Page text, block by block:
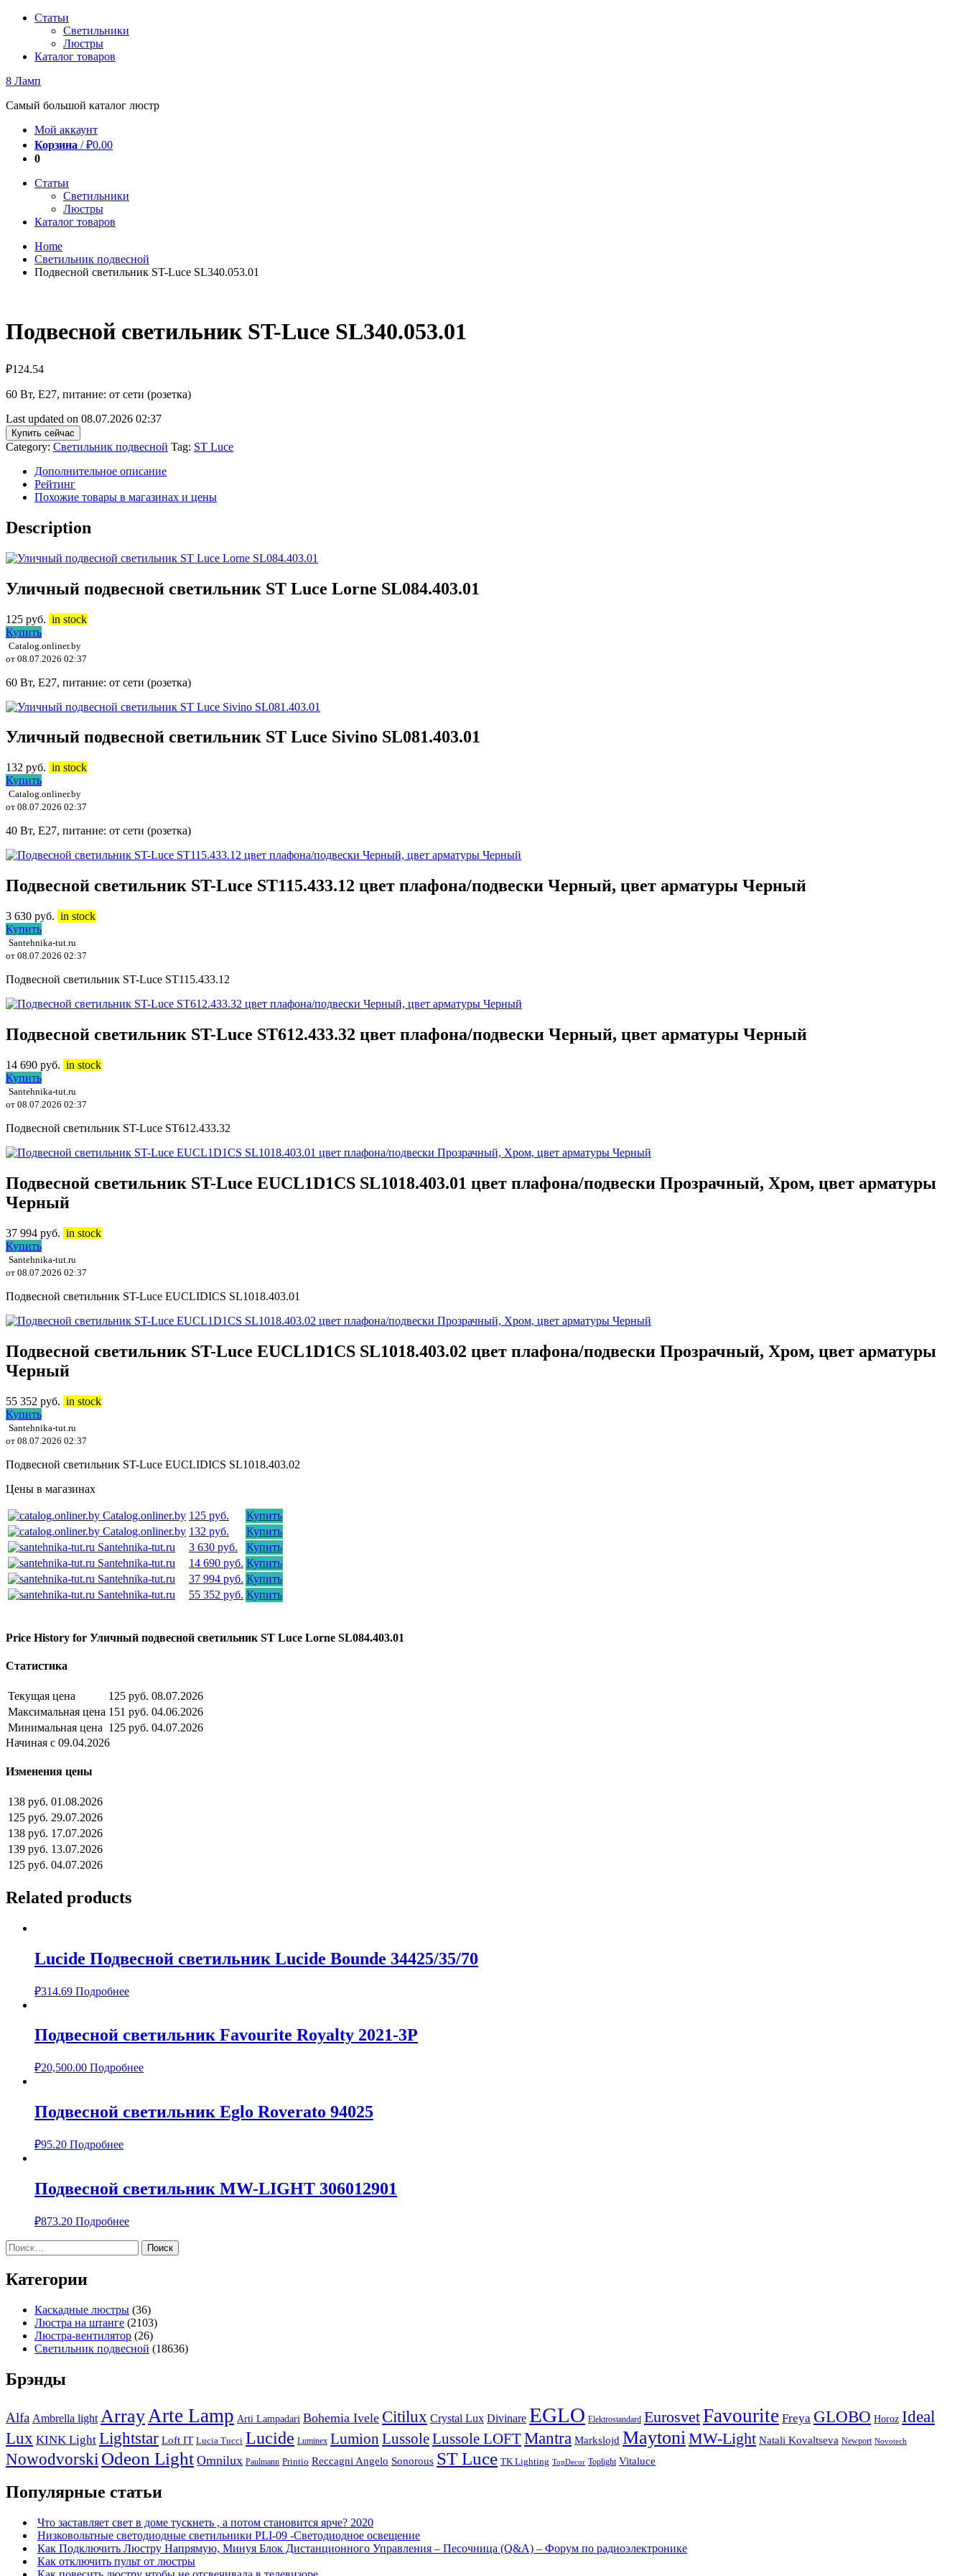
Перейти
содержимому
Статьи
Светильники
Люстры
Каталог товаров
8 Ламп
Самый большой каталог люстр
Мой аккаунт
Корзина /₽0.00
0
Статьи
Светильники
Люстры
Каталог товаров
Home
Светильник подвесной
Подвесной светильник ST-Luce SL340.053.01
Подвесной светильник ST-Luce SL340.053.01
₽124.54
60 Вт, E27, питание: от сети (розетка)
Last updated on 08.07.2026 02:37
Купить сейчас
Category: Светильник подвесной Tag: ST Luce
Дополнительное описание
Рейтинг
Похожие товары в магазинах и цены
Description
Уличный подвесной светильник ST Luce Lorne SL084.403.01
125 руб. in stock
Купить
Catalog.onliner.by
от 08.07.2026 02:37
60 Вт, E27, питание: от сети (розетка)
Уличный подвесной светильник ST Luce Sivino SL081.403.01
132 руб. in stock
Купить
Catalog.onliner.by
от 08.07.2026 02:37
40 Вт, E27, питание: от сети (розетка)
Подвесной светильник ST-Luce ST115.433.12 цвет плафона/подвески Черный, цвет арматуры Черный
3 630 руб. in stock
Купить
Santehnika-tut.ru
от 08.07.2026 02:37
Подвесной светильник ST-Luce ST115.433.12
Подвесной светильник ST-Luce ST612.433.32 цвет плафона/подвески Черный, цвет арматуры Черный
14 690 руб. in stock
Купить
Santehnika-tut.ru
от 08.07.2026 02:37
Подвесной светильник ST-Luce ST612.433.32
Подвесной светильник ST-Luce EUCL1D1CS SL1018.403.01 цвет плафона/подвески Прозрачный, Хром, цвет арматуры
Черный
37 994 руб. in stock
Купить
Santehnika-tut.ru
от 08.07.2026 02:37
Подвесной светильник ST-Luce EUCLIDICS SL1018.403.01
Подвесной светильник ST-Luce EUCL1D1CS SL1018.403.02 цвет плафона/подвески Прозрачный, Хром, цвет арматуры
Черный
55 352 руб. in stock
Купить
Santehnika-tut.ru
от 08.07.2026 02:37
Подвесной светильник ST-Luce EUCLIDICS SL1018.403.02
Цены в магазинах
Catalog.onliner.by 125 руб.
Купить
Catalog.onliner.by 132 руб.
Купить
Santehnika-tut.ru
3 630 руб.
Купить
Santehnika-tut.ru
14 690 руб. Купить
Santehnika-tut.ru
37 994 руб. Купить
Santehnika-tut.ru
55 352 руб. Купить
Price History for Уличный подвесной светильник ST Luce Lorne SL084.403.01
Статистика
Текущая цена 125 руб. 08.07.2026
Максимальная цена 151 руб. 04.06.2026
Минимальная цена 125 руб. 04.07.2026
Начиная с 09.04.2026
Изменения цены
138 руб. 01.08.2026
125 руб. 29.07.2026
138 руб. 17.07.2026
139 руб. 13.07.2026
125 руб. 04.07.2026
Related products
Lucide Подвесной светильник Lucide Bounde 34425/35/70
₽314.69 Подробнее
Подвесной светильник Favourite Royalty 2021-3P
₽20,500.00 Подробнее
Подвесной светильник Eglo Roverato 94025
₽95.20 Подробнее
Подвесной светильник MW-LIGHT 306012901
₽873.20 Подробнее
Найти:
Категории
Каскадные люстры (36)
Люстра на штанге (2103)
Люстра-вентилятор (26)
Светильник подвесной (18636)
Брэнды
Alfa Ambrella light Array Arte Lamp Arti Lampadari Bohemia Ivele Citilux Crystal Lux Divinare EGLO Elektrostandard EurosvetFavourite Freya GLOBO Horoz Ideal
Lux KINK Light Lightstar Loft IT Lucia Tucci Lucide Luminex Lumion LussoleLussole LOFTMantra Markslojd Maytoni MW-Light Natali Kovaltseva Newport Novotech
Nowodvorski Odeon Light Omnilux Paulmann Printio Reccagni Angelo Sonorous ST Luce TK Lighting TopDecor Toplight Vitaluce
Популярные статьи
Что заставляет свет в доме тускнеть , а потом становится ярче? 2020
Низковольтные светодиодные светильники PLI-09 -Светодиодное освещение
Как Подключить Люстру Напрямую, Минуя Блок Дистанционного Управления – Песочница (Q&A) – Форум по радиоэлектронике
Как отключить пульт от люстры